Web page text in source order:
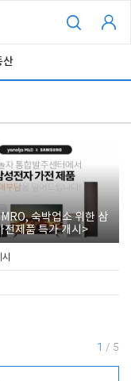
산
숙박업소 위한 삼
전제품 특가 개시>
1 / 5